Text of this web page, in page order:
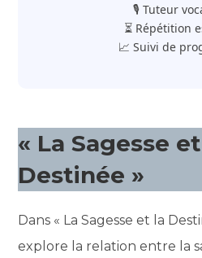
🎙️ Tuteur
⏳ Répétition
📈 Suivi de
« La Sagesse
Destinée »
Dans « La Sagesse et la
explore la relation entre la